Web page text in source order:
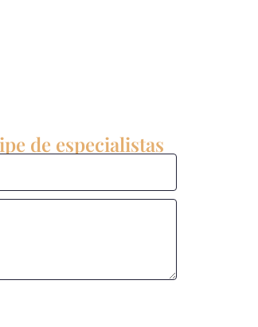
de especialistas